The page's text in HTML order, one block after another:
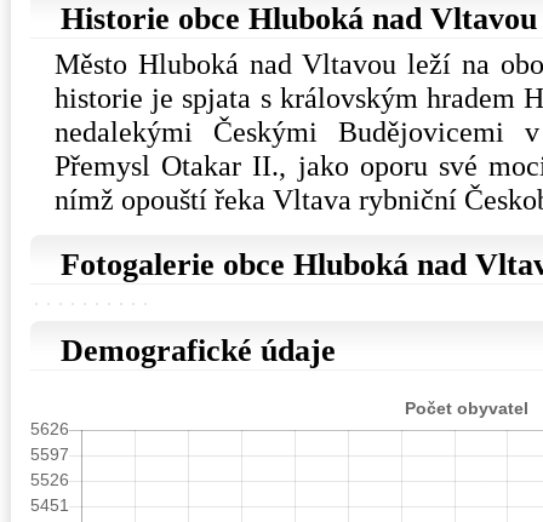
Historie obce Hluboká nad Vltavou
Město Hluboká nad Vltavou leží na
historie je spjata s královským hradem
nedalekými Českými
Přemysl Otakar II., jako oporu své
nímž opouští řeka Vltava rybniční
Fotogalerie obce Hluboká nad
Demografické údaje